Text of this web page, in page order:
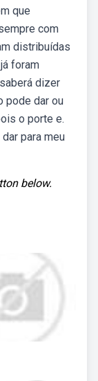
que
com
distribuídas
foram
dizer
pode dar ou
o porte e.
para meu
below.